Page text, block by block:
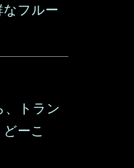
なフルー
、トラン
ーこ